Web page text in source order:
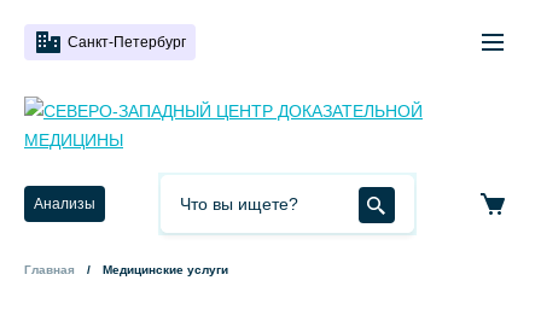
Санкт-Петербург
Анализы
Главная Медицинские услуги